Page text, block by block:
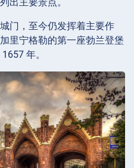
门，至今仍发挥着主要作
里宁格勒的第一座勃兰登堡
年。